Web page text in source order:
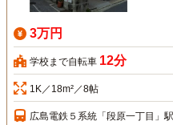
3万円
学校まで自転車 12分
1K／18m²／8帖
広島電鉄５系統「段原一丁目」